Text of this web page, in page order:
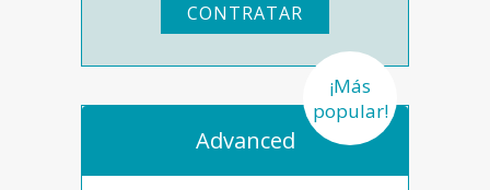
CONTRATAR
¡Más
popular!
Advanced